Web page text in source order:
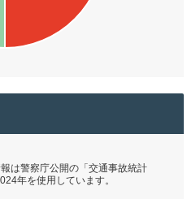
は警察庁公開の「交通事故統計
年を使用しています。